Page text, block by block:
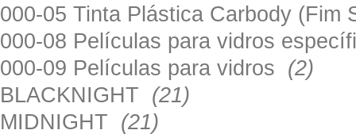
000-05 Tinta Plástica Carbody
000-08 Películas para vidros
000-09 Películas para vidros (2)
BLACKNIGHT (21)
MIDNIGHT (21)